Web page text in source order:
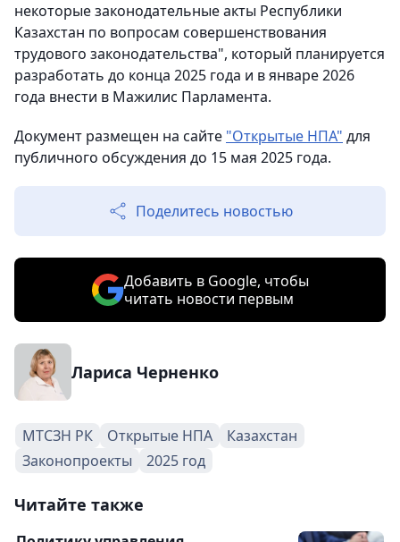
некоторые законодательные акты Республики
Казахстан по вопросам совершенствования
трудового законодательства", который планируется
разработать до конца 2025 года и в январе 2026
года внести в Мажилис Парламента.
Документ размещен на сайте "Открытые НПА" для
публичного обсуждения до 15 мая 2025 года.
Поделитесь новостью
Добавить в Google, чтобы
читать новости первым
Лариса Черненко
МТСЗН РК Открытые НПА
Казахстан
Законопроекты
2025 год
Читайте также